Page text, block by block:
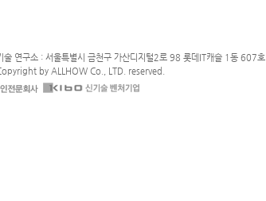
연구소 : 서울특별시 금천구 가산디지털2로 98 롯데IT캐슬 1동 607호
by ALLHOW Co., LTD. reserved.